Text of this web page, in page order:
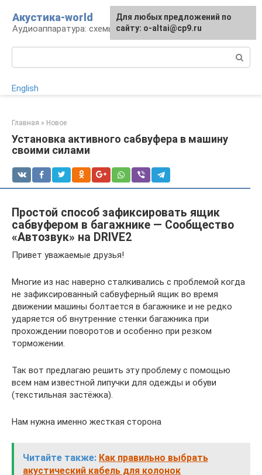
контенту
Акустика-world
Аудиоаппаратура: схемы и работа
English
Главная » Новое
Установка активного сабвуфера в машину
своими силами
Простой способ зафиксировать ящик
сабвуфером в багажнике — Сообщество
«Автозвук» на DRIVE2
Привет уважаемые друзья!
Многие из нас наверно сталкивались с проблемой когда
не зафиксированный сабвуферный ящик во время
движении машины болтается в багажнике и не редко
ударяется об внутренние стенки багажника при
прохождении поворотов и особенно при резком
торможении.
Так вот предлагаю решить эту проблему с помощью
всем нам известной липучки для одежды и обуви
(текстильная застёжка).
Нам нужна именно жесткая сторона
Читайте также: Как правильно выбрать
акустический кабель для колонок
Для любых предложений по
сайту: o-altai@cp9.ru